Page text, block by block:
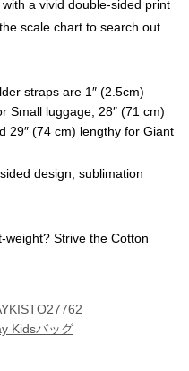
a vivid double-sided print
scale chart to search out
straps are 1″ (2.5cm)
Small luggage, 28″ (71 cm)
29″ (74 cm) lengthy for Giant
design, sublimation
Strive the Cotton
Kidsバッグ